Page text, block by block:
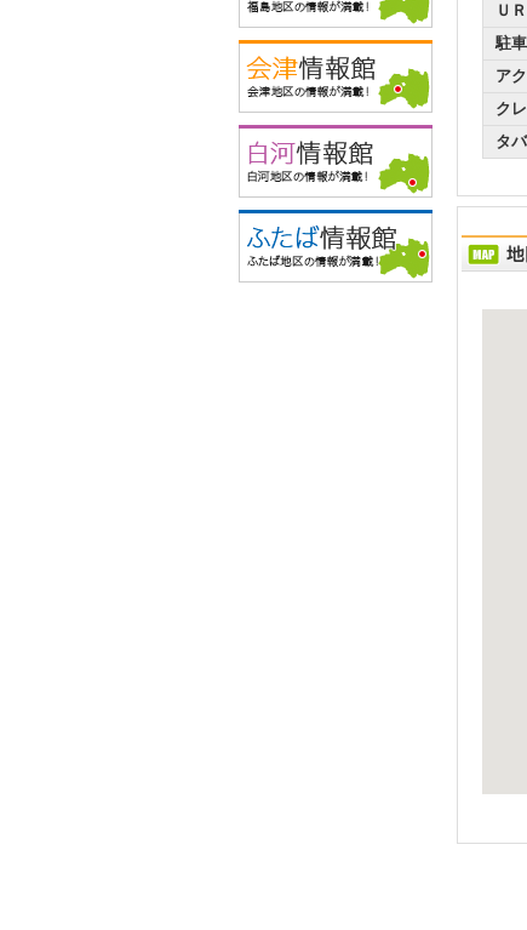
Ｕ
駐
ア
ク
タ